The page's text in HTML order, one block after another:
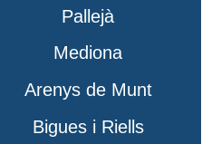
Pallejà
Mediona
Arenys de Munt
Bigues i Riells